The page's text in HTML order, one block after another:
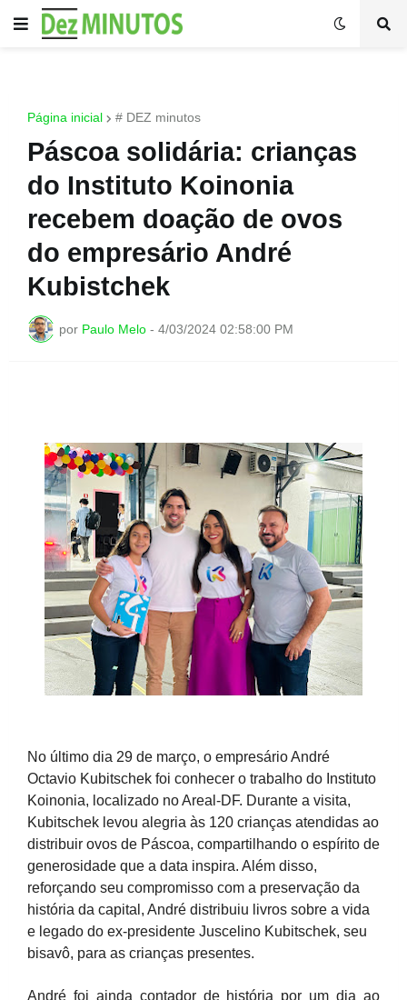
Página inicial # DEZ minutos
Páscoa solidária: crianças
do Instituto Koinonia
recebem doação de ovos
do empresário André
Kubistchek
por Paulo Melo - 4/03/2024 02:58:00 PM
No último dia 29 de março, o empresário André
Octavio Kubitschek foi conhecer o trabalho do Instituto
Koinonia, localizado no Areal-DF. Durante a visita,
Kubitschek levou alegria às 120 crianças atendidas ao
distribuir ovos de Páscoa, compartilhando o espírito de
generosidade que a data inspira. Além disso,
reforçando seu compromisso com a preservação da
história da capital, André distribuiu livros sobre a vida
e legado do ex-presidente Juscelino Kubitschek, seu
bisavô, para as crianças presentes.
André foi ainda contador de história por um dia ao